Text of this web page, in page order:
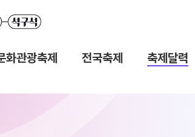
화관광축제 전국축제 축제달력